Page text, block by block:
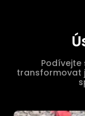
Podívejte
transformovat